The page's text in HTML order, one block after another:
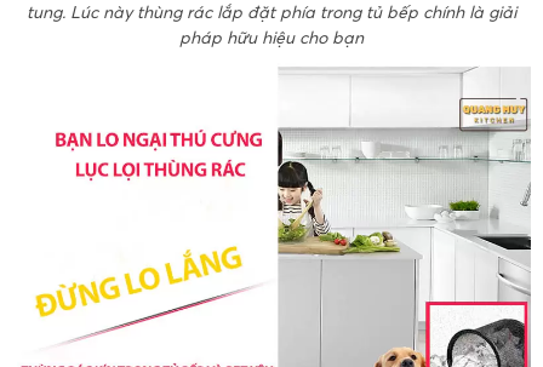
tung. Lúc này thùng rác lắp đặt phía trong tủ bếp chính là giải
pháp hữu hiệu cho bạn